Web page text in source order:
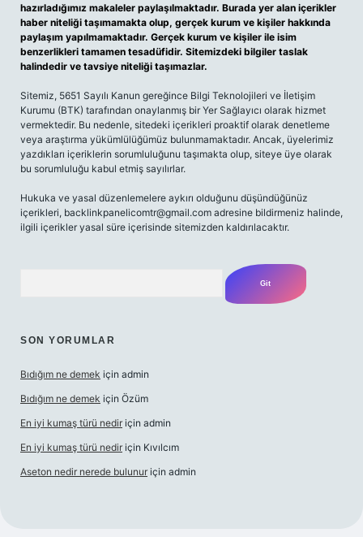
hazırladığımız makaleler paylaşılmaktadır. Burada yer alan içerikler
haber niteliği taşımamakta olup, gerçek kurum ve kişiler hakkında
paylaşım yapılmamaktadır. Gerçek kurum ve kişiler ile isim
benzerlikleri tamamen tesadüfidir. Sitemizdeki bilgiler taslak
halindedir ve tavsiye niteliği taşımazlar.
Sitemiz, 5651 Sayılı Kanun gereğince Bilgi Teknolojileri ve İletişim
Kurumu (BTK) tarafından onaylanmış bir Yer Sağlayıcı olarak hizmet
vermektedir. Bu nedenle, sitedeki içerikleri proaktif olarak denetleme
veya araştırma yükümlülüğümüz bulunmamaktadır. Ancak, üyelerimiz
yazdıkları içeriklerin sorumluluğunu taşımakta olup, siteye üye olarak
bu sorumluluğu kabul etmiş sayılırlar.
Hukuka ve yasal düzenlemelere aykırı olduğunu düşündüğünüz
içerikleri, backlinkpanelicomtr@gmail.com adresine bildirmeniz halinde,
ilgili içerikler yasal süre içerisinde sitemizden kaldırılacaktır.
SON YORUMLAR
Bıdığım ne demek için admin
Bıdığım ne demek için Özüm
En iyi kumaş türü nedir için admin
En iyi kumaş türü nedir için Kıvılcım
Aseton nedir nerede bulunur için admin